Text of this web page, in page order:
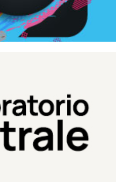
Teatrale
Teatro Eduardo de Filippo